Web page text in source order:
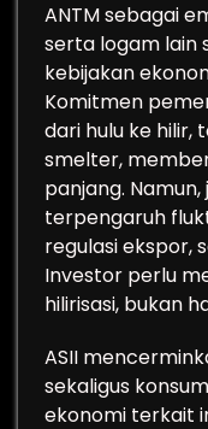
ANTM sebagai
serta logam lain
kebijakan
Komitmen
dari hulu ke hilir,
smelter,
panjang.
terpengaruh
regulasi ekspor,
Investor perlu
hilirisasi, bukan
ASII
sekaligus
ekonomi terkait